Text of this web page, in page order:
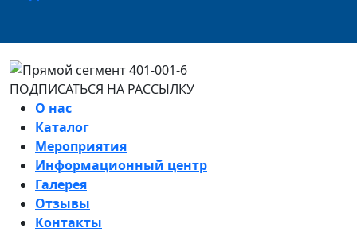
ПОДПИСАТЬСЯ НА РАССЫЛКУ
О нас
Каталог
Мероприятия
Информационный центр
Галерея
Отзывы
Контакты